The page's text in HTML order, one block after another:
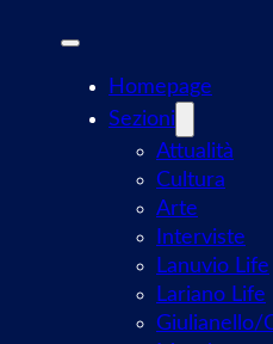
Homepage
Sezioni
Attualità
Cultura
Arte
Interviste
Lanuvio Life
Lariano Life
Giulianello/